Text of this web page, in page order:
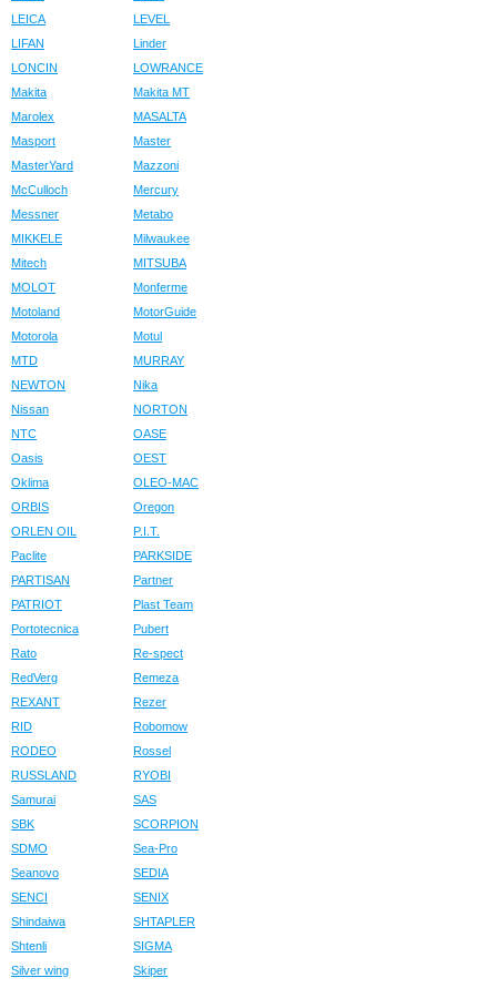
LEICA
LEVEL
LIFAN
Linder
LONCIN
LOWRANCE
Makita
Makita MT
Marolex
MASALTA
Masport
Master
MasterYard
Mazzoni
McCulloch
Mercury
Messner
Metabo
MIKKELE
Milwaukee
Mitech
MITSUBA
MOLOT
Monferme
Motoland
MotorGuide
Motorola
Motul
MTD
MURRAY
NEWTON
Nika
Nissan
NORTON
NTC
OASE
Oasis
OEST
Oklima
OLEO-MAC
ORBIS
Oregon
ORLEN OIL
P.I.T.
Paclite
PARKSIDE
PARTISAN
Partner
PATRIOT
Plast Team
Portotecnica
Pubert
Rato
Re-spect
RedVerg
Remeza
REXANT
Rezer
RID
Robomow
RODEO
Rossel
RUSSLAND
RYOBI
Samurai
SAS
SBK
SCORPION
SDMO
Sea-Pro
Seanovo
SEDIA
SENCI
SENIX
Shindaiwa
SHTAPLER
Shtenli
SIGMA
Silver wing
Skiper